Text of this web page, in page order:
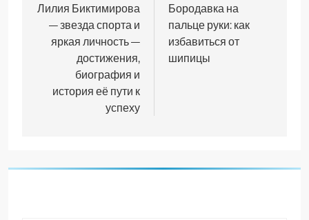
по
записям
Лилия Биктимирова
— звезда спорта и
яркая личность —
достижения,
биография и
история её пути к
успеху
Бородавка на
пальце руки: как
избавиться от
шипицы